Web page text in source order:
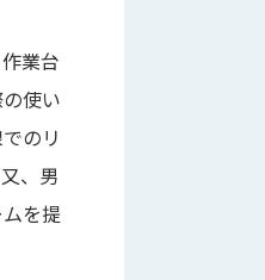
業台
使い
のリ
、男
を提